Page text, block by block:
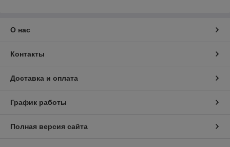
О нас
Контакты
Доставка и оплата
График работы
Полная версия сайта